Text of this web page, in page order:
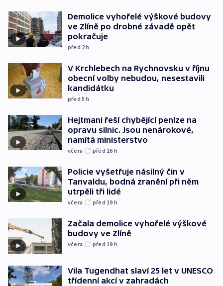
Demolice vyhořelé výškové budovy
ve Zlíně po drobné závadě opět
pokračuje
před 2h
V Krchlebech na Rychnovsku v říjnu
obecní volby nebudou, nesestavili
kandidátku
před 5h
Hejtmani řeší chybějící peníze na
opravu silnic. Jsou nenárokové,
namítá ministerstvo
včera před 16 h
Policie vyšetřuje násilný čin v
Tanvaldu, bodná zranění při něm
utrpěli tři lidé
včera před 19 h
Začala demolice vyhořelé výškové
budovy ve Zlíně
včera před 19 h
Vila Tugendhat slaví 25 let v UNESCO
třídenní akcí v zahradách